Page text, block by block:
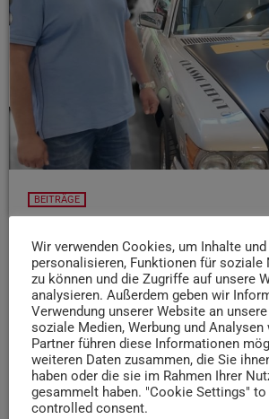
BEITRÄGE
startet – und ihr könnt dabei sein!
Im September ist es wieder soweit und
Charity-Rallye des Classic Depots 54
geht es durch das schöne
Wolfgang Klauck verrät uns, was die
und wie IHR selbst dabei sein könnt
einen Platz zu gewinnen!!)
🛣
today 21. JULI 2025 28
Wir verwenden Cookies, um Inhalte
personalisieren, Funktionen für soziale
zu können und die Zugriffe auf unsere
analysieren. Außerdem geben wir
Verwendung unserer Website an
soziale Medien, Werbung und Analysen
Partner führen diese Informationen
weiteren Daten zusammen, die Sie
haben oder die sie im Rahmen Ihrer
gesammelt haben. "Cookie Settings"
controlled consent.